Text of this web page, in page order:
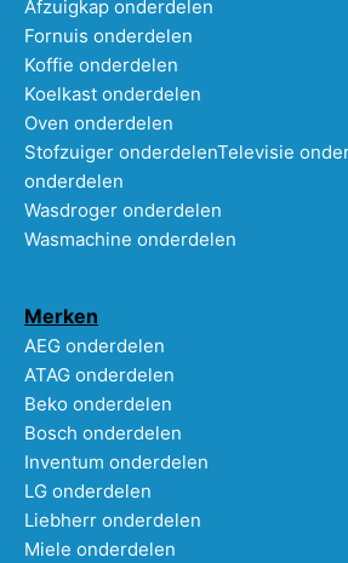
Afzuigkap onderdelen
Fornuis onderdelen
Koffie onderdelen
Koelkast onderdelen
Oven onderdelen
Stofzuiger onderdelenTelevisie
onderdelen
Wasdroger onderdelen
Wasmachine onderdelen
Merken
AEG onderdelen
ATAG onderdelen
Beko onderdelen
Bosch onderdelen
Inventum onderdelen
LG onderdelen
Liebherr onderdelen
Miele onderdelen